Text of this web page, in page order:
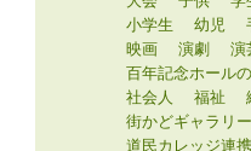
小学生
幼児
映画
演劇
演
百年記念ホール
社会人
福祉
街かどギャラリー
道民カレッジ連